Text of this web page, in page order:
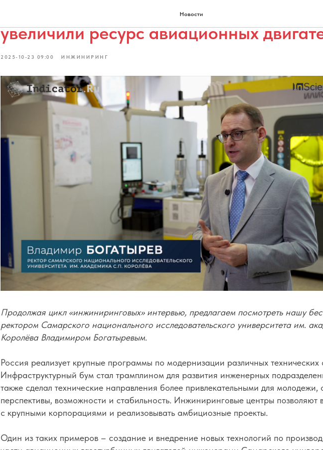
Новости
Владимир Богатырев: мы на 30-40%
увеличили ресурс авиационных
2025-10-23 09:00 ИНЖИНИРИНГ
Продолжая цикл «инжиниринговых» интервью, предлагаем посмотреть нашу
ректором Самарского национального исследовательского университета им.
Королёва Владимиром Богатыревым.
Россия реализует крупные программы по модернизации различных технических
Инфраструктурный бум стал трамплином для развития инженерных
также сделал технические направления более привлекательными для молодежи,
перспективы, возможности и стабильность. Инжиниринговые центры позволяют
с крупными корпорациями и реализовывать амбициозные проекты.
Один из таких примеров – создание и внедрение новых технологий по